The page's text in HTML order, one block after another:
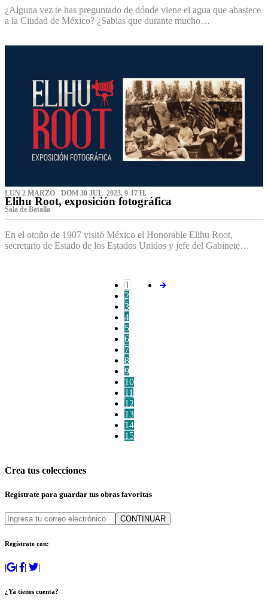
¿Alguna vez te has preguntado de dónde viene el agua que abastece
a la Ciudad de México? ¿Sabías que durante mucho…
LUN 2 MARZO - DOM 30 JUL 2023, 9-17 H.
Elihu Root, exposición fotográfica
Sala de Batalla
En el otoño de 1907 visitó México el Honorable Elihu Root,
secretario de Estado de los Estados Unidos y jefe del Gabinete…
1
2
3
4
5
6
7
8
9
10
11
12
13
14
15
Crea tus colecciones
Regístrate para guardar tus obras favoritas
CONTINUAR
Regístrate con:
| | | |
¿Ya tienes cuenta?